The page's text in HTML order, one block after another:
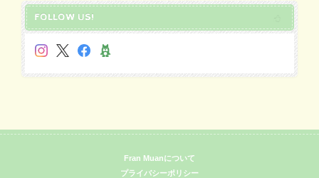
FOLLOW US!
Fran Muanについて
プライバシーポリシー